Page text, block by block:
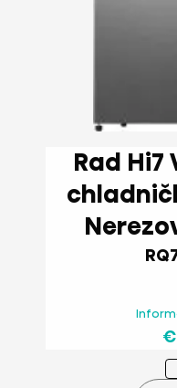
Rad Hi7 Voľne stojaca
€